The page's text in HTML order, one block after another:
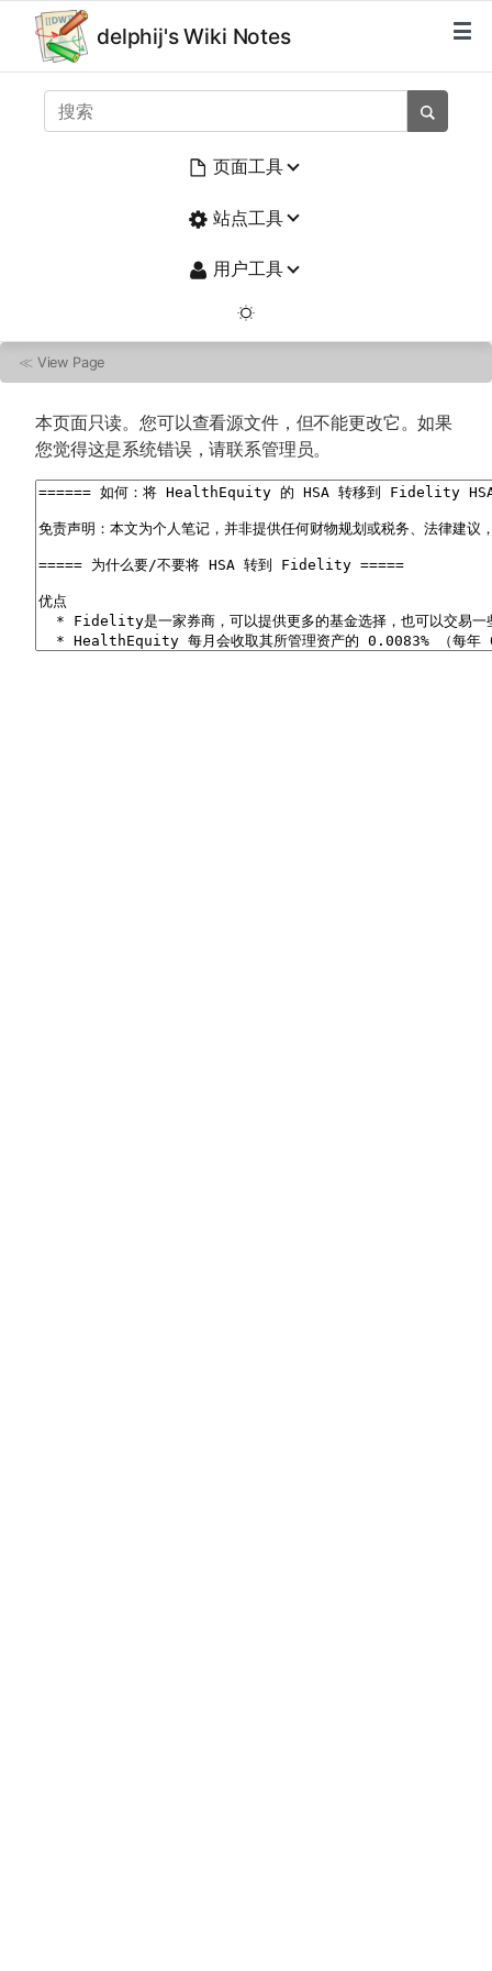
delphij's Wiki Notes
页面工具
站点工具
用户工具
≪ View Page
本页面只读。您可以查看源文件，但不能更改它。如果
您觉得这是系统错误，请联系管理员。